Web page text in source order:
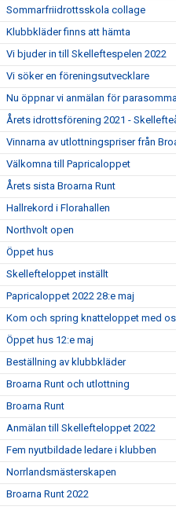
Sommarfriidrottsskola collage
Klubbkläder finns att hämta
Vi bjuder in till Skelleftespelen 2022
Vi söker en föreningsutvecklare
Nu öppnar vi anmälan för
Årets idrottsförening 2021 -
Vinnarna av utlottningspriser från
Välkomna till Papricaloppet
Årets sista Broarna Runt
Hallrekord i Florahallen
Northvolt open
Öppet hus
Skellefteloppet inställt
Papricaloppet 2022 28:e maj
Kom och spring knatteloppet med
Öppet hus 12:e maj
Beställning av klubbkläder
Broarna Runt och utlottning
Broarna Runt
Anmälan till Skellefteloppet 2022
Fem nyutbildade ledare i klubben
Norrlandsmästerskapen
Broarna Runt 2022